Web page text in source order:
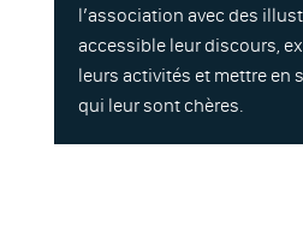
l’association avec des
accessible leur discours,
leurs activités et mettre en
qui leur sont chères.